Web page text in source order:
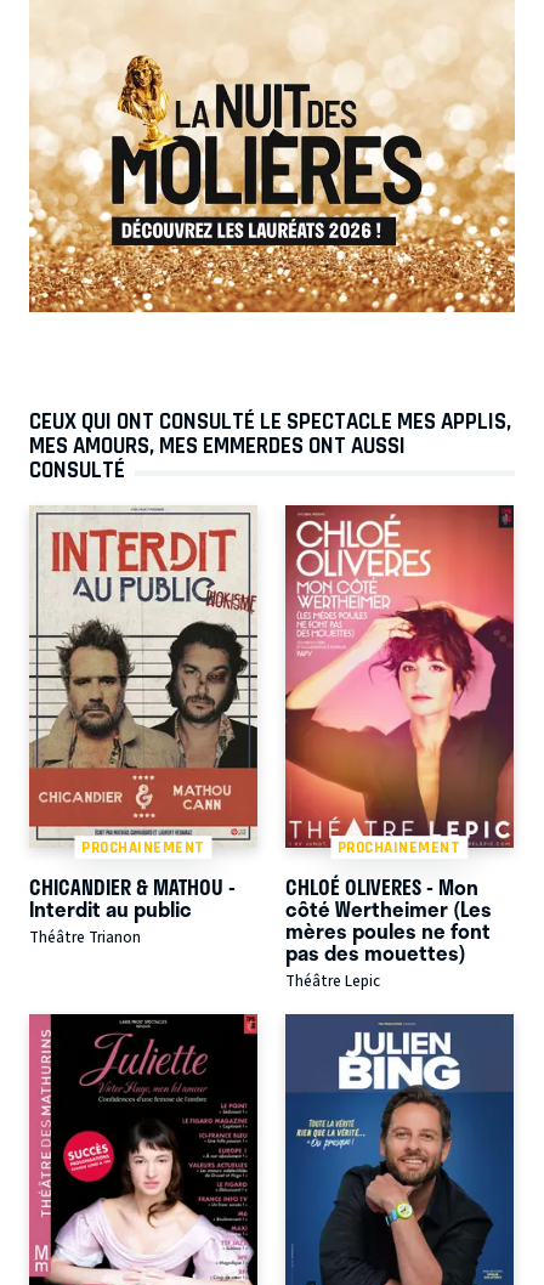
CEUX QUI ONT CONSULTÉ LE SPECTACLE MES APPLIS,
MES AMOURS, MES EMMERDES ONT AUSSI
CONSULTÉ
PROCHAINEMENT
CHICANDIER & MATHOU -
Interdit au public
Théâtre Trianon
PROCHAINEMENT
CHLOÉ OLIVERES - Mon
côté Wertheimer (Les
mères poules ne font
pas des mouettes)
Théâtre Lepic